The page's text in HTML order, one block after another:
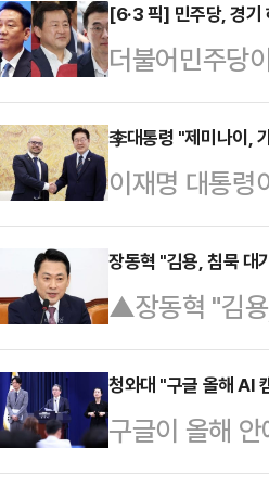
후 국회에서
의 공천 가능
자이자 희생양
서 많은 분들
당은 지방선거
전 부원장을
[6·3 픽] 민주당, 경기
더불어민주당
기 하남갑에
에 김남국 당
오후 국회에서
다.강 수석대
당이 어려울
의원과 광역단
중앙과 직결
李대통령 "제미나이,
이재명 대통령
업자 겸 최고
을 논의했다.
도 인공지능에
복지 향상에
화를 해치는
는 "정말 중요
진…
장동혁 "김용, 침묵
▲장동혁 "김
민의힘 대표가
범죄자 김용의
다"며 "김용은
일 오전 국회
청와대 "구글 올해 AI
구글이 올해
퍼스가 전 세